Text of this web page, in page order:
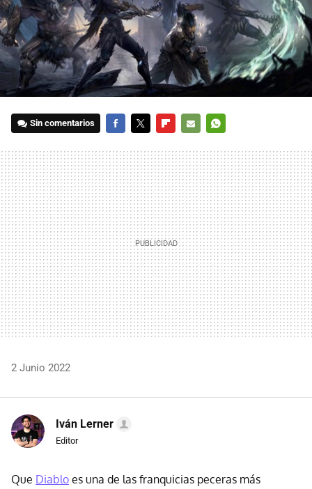
Sin comentarios
MAIL
2 Junio 2022
Iván Lerner
Editor
Que Diablo es una de las franquicias peceras más